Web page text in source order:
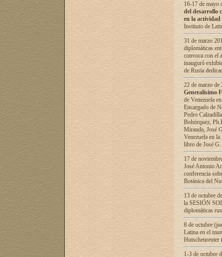
16-17 de mayo
del desarrollo
en la
Instituto de
31 de marzo
diplomáticas
convoca con el
inauguró
de Rusia
22 de marzo
Generalísimo
de Venezuela
Encargado de
Pedro
Bohórquez,
Miranda, José
Venezuela en
libro de José
17 de
José Antonio
conferencia
Botánica del
13 de octubre
la SESIÓN
diplomáticas
8 de octubre
Latina en el
1-3 de octubre